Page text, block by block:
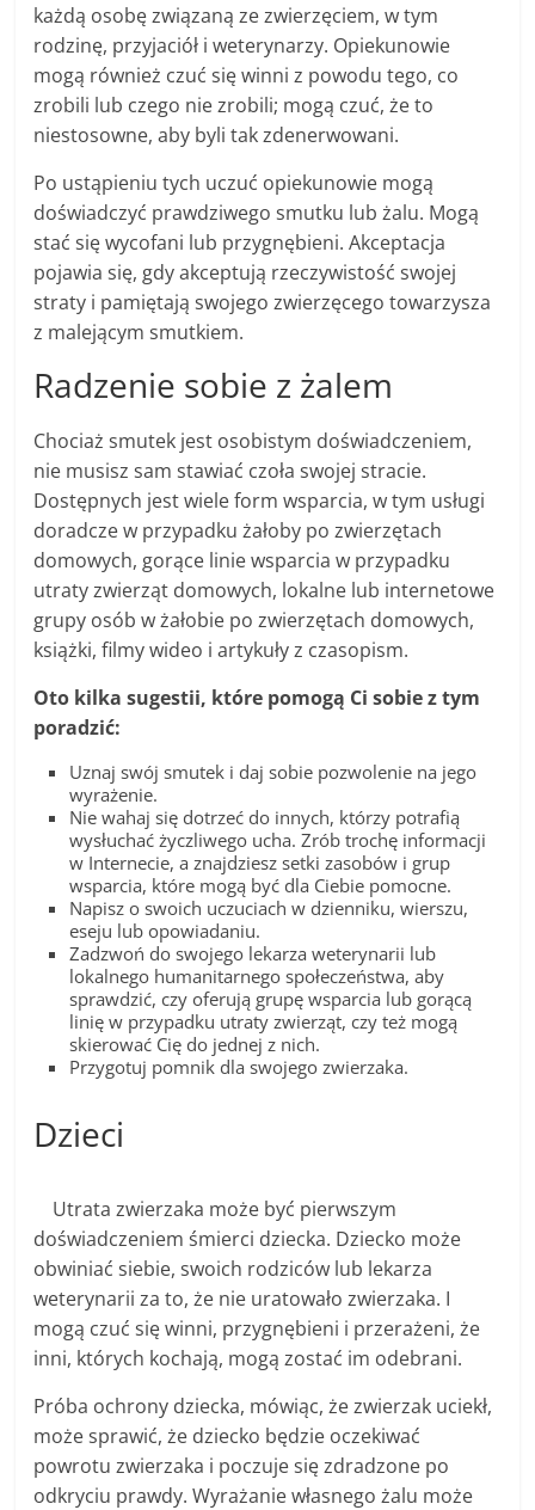
każdą osobę związaną ze zwierzęciem, w tym
rodzinę, przyjaciół i weterynarzy. Opiekunowie
mogą również czuć się winni z powodu tego, co
zrobili lub czego nie zrobili; mogą czuć, że to
niestosowne, aby byli tak zdenerwowani.
Po ustąpieniu tych uczuć opiekunowie mogą
doświadczyć prawdziwego smutku lub żalu. Mogą
stać się wycofani lub przygnębieni. Akceptacja
pojawia się, gdy akceptują rzeczywistość swojej
straty i pamiętają swojego zwierzęcego towarzysza
z malejącym smutkiem.
Radzenie sobie z żalem
Chociaż smutek jest osobistym doświadczeniem,
nie musisz sam stawiać czoła swojej stracie.
Dostępnych jest wiele form wsparcia, w tym usługi
doradcze w przypadku żałoby po zwierzętach
domowych, gorące linie wsparcia w przypadku
utraty zwierząt domowych, lokalne lub internetowe
grupy osób w żałobie po zwierzętach domowych,
książki, filmy wideo i artykuły z czasopism.
Oto kilka sugestii, które pomogą Ci sobie z tym
poradzić:
Uznaj swój smutek i daj sobie pozwolenie na jego
wyrażenie.
Nie wahaj się dotrzeć do innych, którzy potrafią
wysłuchać życzliwego ucha. Zrób trochę informacji
w Internecie, a znajdziesz setki zasobów i grup
wsparcia, które mogą być dla Ciebie pomocne.
Napisz o swoich uczuciach w dzienniku, wierszu,
eseju lub opowiadaniu.
Zadzwoń do swojego lekarza weterynarii lub
lokalnego humanitarnego społeczeństwa, aby
sprawdzić, czy oferują grupę wsparcia lub gorącą
linię w przypadku utraty zwierząt, czy też mogą
skierować Cię do jednej z nich.
Przygotuj pomnik dla swojego zwierzaka.
Dzieci
Utrata zwierzaka może być pierwszym
doświadczeniem śmierci dziecka. Dziecko może
obwiniać siebie, swoich rodziców lub lekarza
weterynarii za to, że nie uratowało zwierzaka. I
mogą czuć się winni, przygnębieni i przerażeni, że
inni, których kochają, mogą zostać im odebrani.
Próba ochrony dziecka, mówiąc, że zwierzak uciekł,
może sprawić, że dziecko będzie oczekiwać
powrotu zwierzaka i poczuje się zdradzone po
odkryciu prawdy. Wyrażanie własnego żalu może